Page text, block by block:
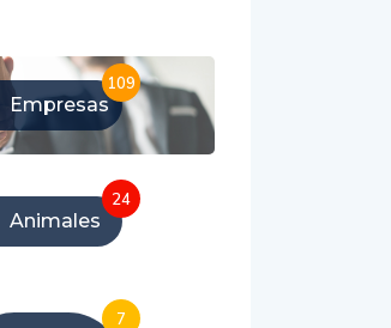
Empresas
109
Animales
24
7